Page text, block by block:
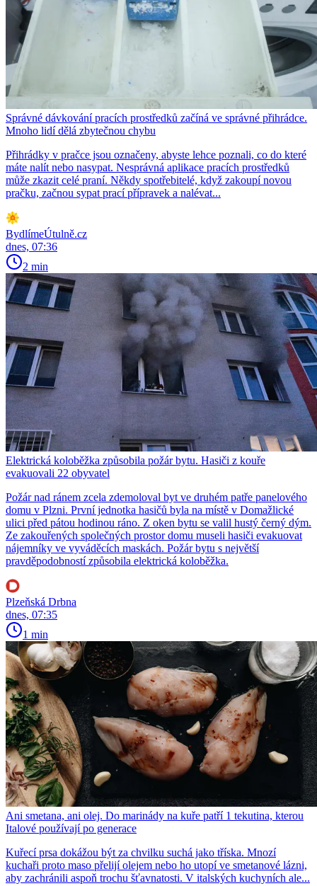
Správné dávkování pracích prostředků začíná ve správné přihrádce.
Mnoho lidí dělá zbytečnou chybu
Přihrádky v pračce jsou označeny, abyste lehce poznali, co do které
máte nalít nebo nasypat. Nesprávná aplikace pracích prostředků
může zkazit celé praní. Někdy spotřebitelé, když zakoupí novou
pračku, začnou sypat prací přípravek a nalévat...
BydlímeÚtulně.cz
dnes, 07:36
2 min
Elektrická koloběžka způsobila požár bytu. Hasiči z kouře
evakuovali 22 obyvatel
Požár nad ránem zcela zdemoloval byt ve druhém patře panelového
domu v Plzni. První jednotka hasičů byla na místě v Domažlické
ulici před pátou hodinou ráno. Z oken bytu se valil hustý černý dým.
Ze zakouřených společných prostor domu museli hasiči evakuovat
nájemníky ve vyváděcích maskách. Požár bytu s největší
pravděpodobností způsobila elektrická koloběžka.
Plzeňská Drbna
dnes, 07:35
1 min
Ani smetana, ani olej. Do marinády na kuře patří 1 tekutina, kterou
Italové používají po generace
Kuřecí prsa dokážou být za chvilku suchá jako tříska. Mnozí
kuchaři proto maso přelijí olejem nebo ho utopí ve smetanové lázni,
aby zachránili aspoň trochu šťavnatosti. V italských kuchyních ale...